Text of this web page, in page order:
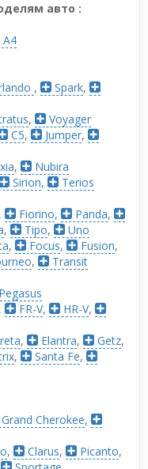
авто :
A4
, Spark,
,
Voyager
C5, Jumper,
,
Nubira
Sirion,
Terios
, Fiorino, Panda,
, Tipo,
Uno
, Focus, Fusion,
,
Transit
Pegasus
FR-V, HR-V,
, Elantra, Getz,
, Santa Fe,
Grand Cherokee,
, Clarus, Picanto,